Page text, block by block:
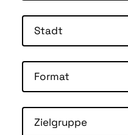
Stadt
Format
Zielgruppe